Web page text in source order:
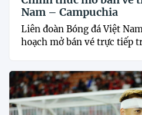
Nam – Campuchia
Liên đoàn Bóng đá Việt
hoạch mở bán vé trực tiếp